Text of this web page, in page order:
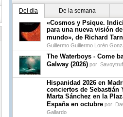
Del día De la semana
«Cosmos y Psique.
para una nueva visión del
mundo», de Richard
Guillermo Guillermo Lorén
The Waterboys - Come
Galway (2026) por
Hispanidad 2026 en
conciertos de Sebastián
Marta Sánchez en la
España en octubre por
Gallardo